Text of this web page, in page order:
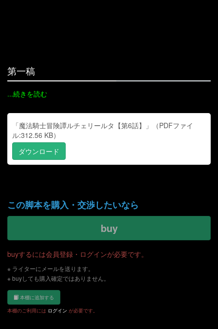
第一稿
...続きを読む
「魔法騎士冒険譚ルチェリールタ【第6話】」（PDFファイ
ル:312.56 KB）
ダウンロード
この脚本を購入・交渉したいなら
buy
buyするには会員登録・ログインが必要です。
※ ライターにメールを送ります。
※ buyしても購入確定ではありません。
本棚に追加する
本棚のご利用には ログイン が必要です。